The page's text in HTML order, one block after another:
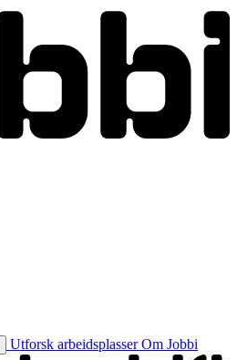
Utforsk arbeidsplasserOm Jobbi